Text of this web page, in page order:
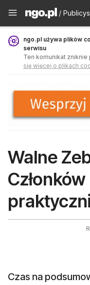
Publicystyka
/
ngo.pl używa plików
serwisu
Ten komunikat
się więcej o plikach
Walne
Członków
Czas na